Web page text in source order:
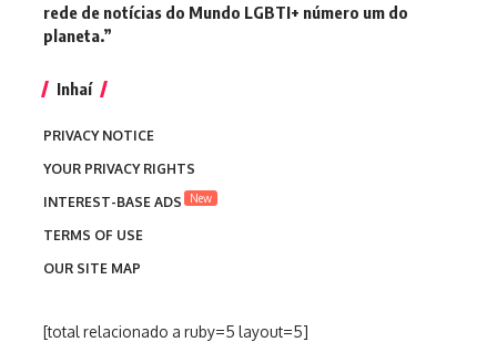
rede de notícias do Mundo LGBTI+ número um do
planeta.”
Inhaí
PRIVACY NOTICE
YOUR PRIVACY RIGHTS
INTEREST-BASE ADS
New
TERMS OF USE
OUR SITE MAP
[total relacionado a ruby=5 layout=5]